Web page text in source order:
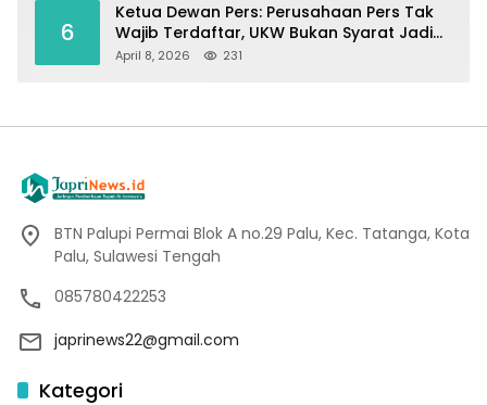
6
Ketua Dewan Pers: Perusahaan Pers Tak
Wajib Terdaftar, UKW Bukan Syarat Jadi
Wartawan
April 8, 2026 231
BTN Palupi Permai Blok A no.29 Palu, Kec. Tatanga, Kota
Palu, Sulawesi Tengah
085780422253
japrinews22@gmail.com
Kategori